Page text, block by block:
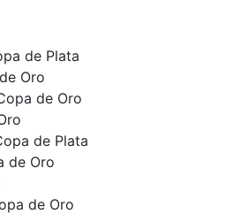
de Plata
Oro
de Oro
de Plata
de Oro
de Oro